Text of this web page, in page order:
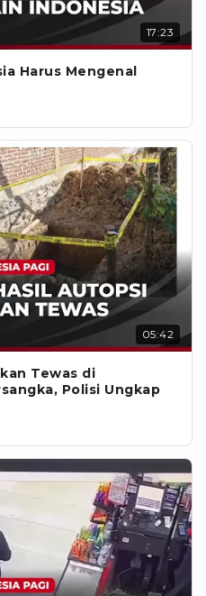
17:23
Harus Mengenal
05:42
Tewas di
Polisi Ungkap